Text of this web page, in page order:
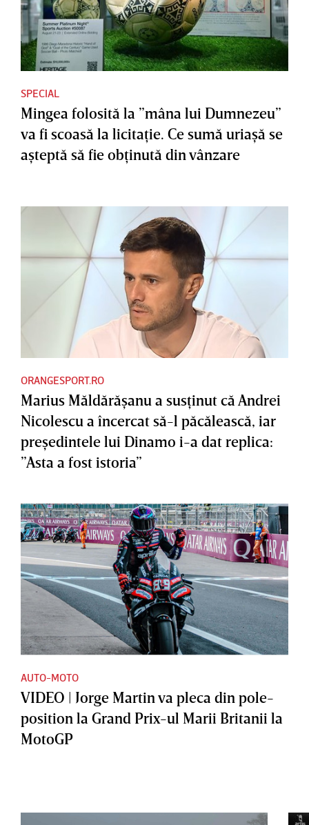
SPECIAL
Mingea folosită la ”mâna lui Dumnezeu”
va fi scoasă la licitaţie. Ce sumă uriaşă se
aşteptă să fie obţinută din vânzare
ORANGESPORT.RO
Marius Măldărăşanu a susţinut că Andrei
Nicolescu a încercat să-l păcălească, iar
preşedintele lui Dinamo i-a dat replica:
”Asta a fost istoria”
AUTO-MOTO
VIDEO | Jorge Martin va pleca din pole-
position la Grand Prix-ul Marii Britanii la
MotoGP